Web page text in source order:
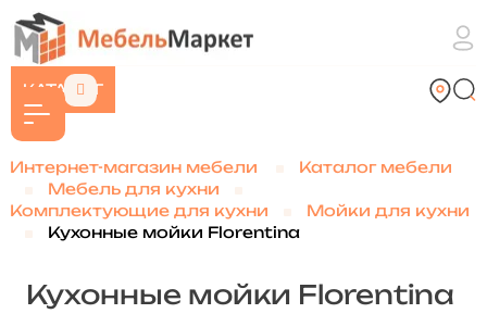
КАТАЛОГ
Интернет-магазин мебели
Каталог мебели
Мебель для кухни
Комплектующие для кухни
Мойки для кухни
Кухонные мойки Florentina
Кухонные мойки Florentina